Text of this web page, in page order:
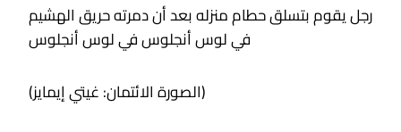
رجل يقوم بتسلق حطام منزله بعد أن دمرته حريق الهشيم
في لوس أنجلوس في لوس أنجلوس
(الصورة الائتمان: غيتي إيمايز)